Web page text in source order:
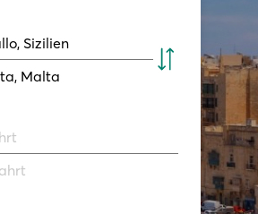
Sizilien
Malta